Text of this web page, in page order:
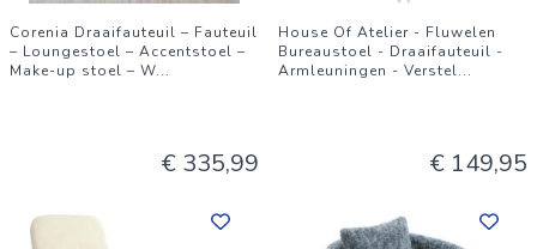
Corenia Draaifauteuil – Fauteuil
– Loungestoel – Accentstoel –
Make-up stoel – W...
€ 335,99
House Of Atelier - Fluwelen
Bureaustoel - Draaifauteuil -
Armleuningen - Verstel...
€ 149,95